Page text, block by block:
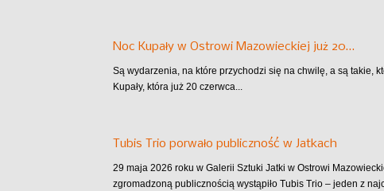
Noc Kupały w Ostrowi Mazowieckiej już 20…
Są wydarzenia, na które przychodzi się na chwilę, a są takie,
Kupały, która już 20 czerwca...
Tubis Trio porwało publiczność w Jatkach
29 maja 2026 roku w Galerii Sztuki Jatki w Ostrowi
zgromadzoną publicznością wystąpiło Tubis Trio – jeden z